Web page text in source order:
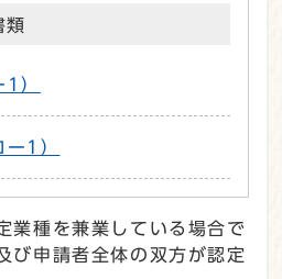
類
）
1）
業種を兼業している場合で
び申請者全体の双方が認定